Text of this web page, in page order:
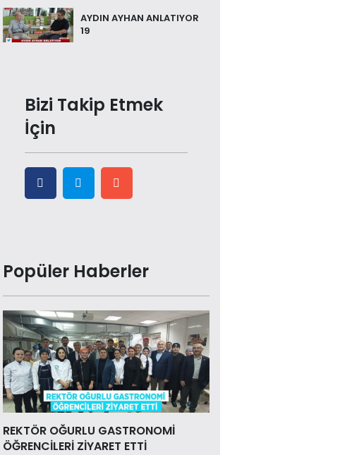
AYDIN AYHAN ANLATIYOR
19
Bizi Takip Etmek
İçin
Popüler Haberler
REKTÖR OĞURLU GASTRONOMİ
ÖĞRENCİLERİ ZİYARET ETTİ